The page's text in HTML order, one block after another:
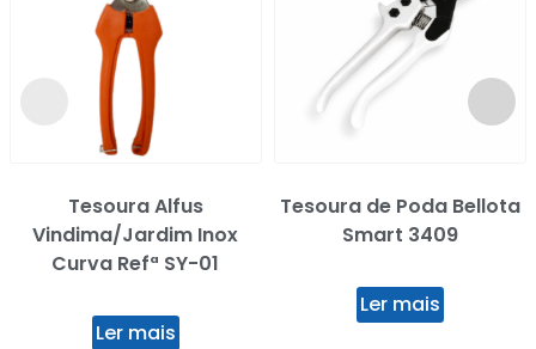
Tesoura Alfus
Vindima/Jardim Inox
Curva Refª SY-01
Ler mais
Tesoura de Poda Bellota
Smart 3409
Ler mais